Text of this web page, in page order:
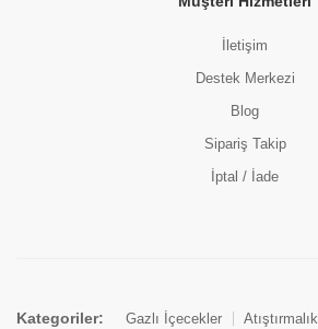
İletişim
Destek Merkezi
Blog
Sipariş Takip
İptal / İade
Kategoriler: Gazlı İçecekler Atıştırmalık